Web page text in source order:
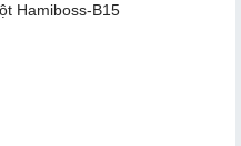
Hamiboss-B15